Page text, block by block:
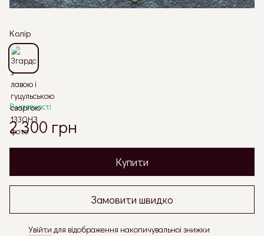
Колір
В наявності
2 300 грн
Купити
Замовити швидко
Увійти для відображення накопичувальної знижки